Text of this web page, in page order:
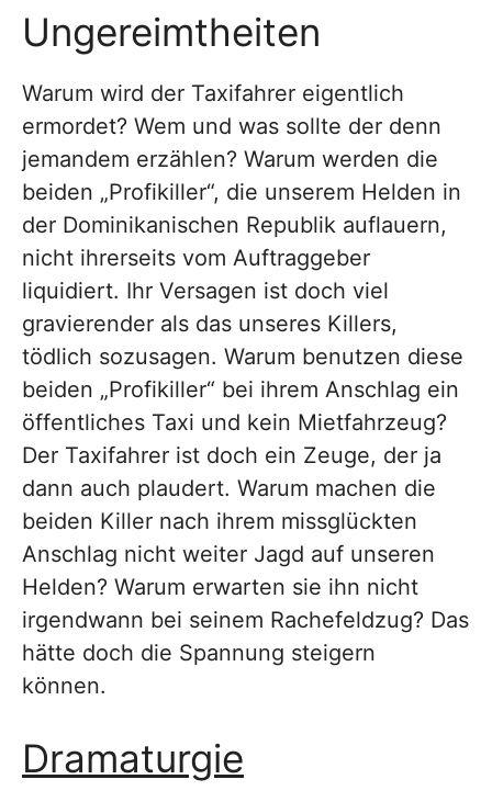
Ungereimtheiten
Warum wird der Taxifahrer eigentlich
ermordet? Wem und was sollte der denn
jemandem erzählen? Warum werden die
beiden „Profikiller“, die unserem Helden in
der Dominikanischen Republik auflauern,
nicht ihrerseits vom Auftraggeber
liquidiert. Ihr Versagen ist doch viel
gravierender als das unseres Killers,
tödlich sozusagen. Warum benutzen diese
beiden „Profikiller“ bei ihrem Anschlag ein
öffentliches Taxi und kein Mietfahrzeug?
Der Taxifahrer ist doch ein Zeuge, der ja
dann auch plaudert. Warum machen die
beiden Killer nach ihrem missglückten
Anschlag nicht weiter Jagd auf unseren
Helden? Warum erwarten sie ihn nicht
irgendwann bei seinem Rachefeldzug? Das
hätte doch die Spannung steigern
können.
Dramaturgie